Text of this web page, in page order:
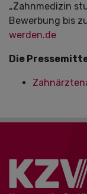
„Zahnmedizin
Bewerbung bis
werden.de
Die